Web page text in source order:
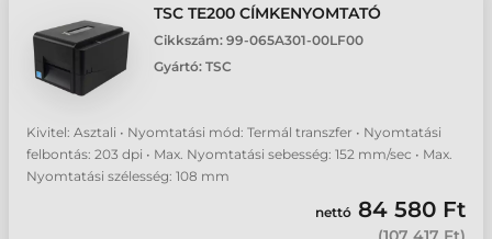
TSC TE200 CÍMKENYOMTATÓ
Cikkszám: 99-065A301-00LF00
Gyártó: TSC
Kivitel: Asztali • Nyomtatási mód: Termál transzfer • Nyomtatási
felbontás: 203 dpi • Max. Nyomtatási sebesség: 152 mm/sec • Max.
Nyomtatási szélesség: 108 mm
nettó 84 580 Ft